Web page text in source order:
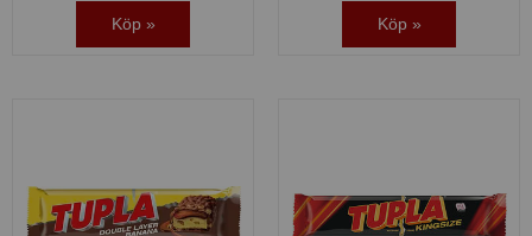
Köp » Köp »